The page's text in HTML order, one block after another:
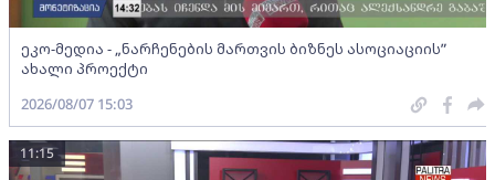
ეკო-მედია - „ნარჩენების მართვის ბიზნეს ასოციაციის”
ახალი პროექტი
2026/08/07 15:03
11:15